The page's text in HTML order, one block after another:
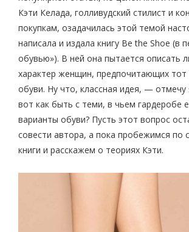
Кэти Келада, голливудский стилист и
покупкам, озадачилась этой темой
написала и издала книгу Be the Shoe (в
обувью»). В ней она пытается описать
характер женщин, предпочитающих тот
обуви. Ну что, классная идея, —
вот как быть с теми, в чьем гардеробе
варианты обуви? Пусть этот вопрос
совести автора, а пока пробежимся по
книги и расскажем о теориях Кэти.